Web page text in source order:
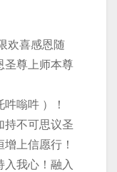
欢喜感恩随
圣尊上师本尊
嗡吽 ）！
持不可思议圣
上信愿行！
入我心！融入